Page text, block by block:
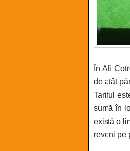
În Afi
de atât
Tariful
sumă în
există o
reveni pe